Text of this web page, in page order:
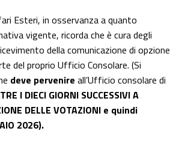
Esteri, in osservanza a quanto
vigente, ricorda che è cura degli
della comunicazione di opzione
del proprio Ufficio Consolare. (Si
deve pervenire all’Ufficio consolare di
I DIECI GIORNI SUCCESSIVI A
DELLE VOTAZIONI e quindi
2026).